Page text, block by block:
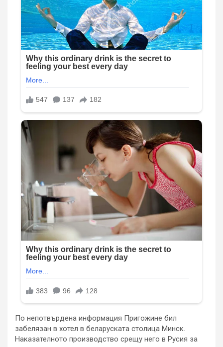
По непотвърдена информация Пригожине бил
забелязан в хотел в беларуската столица Минск.
Наказателното производство срещу него в Русия за